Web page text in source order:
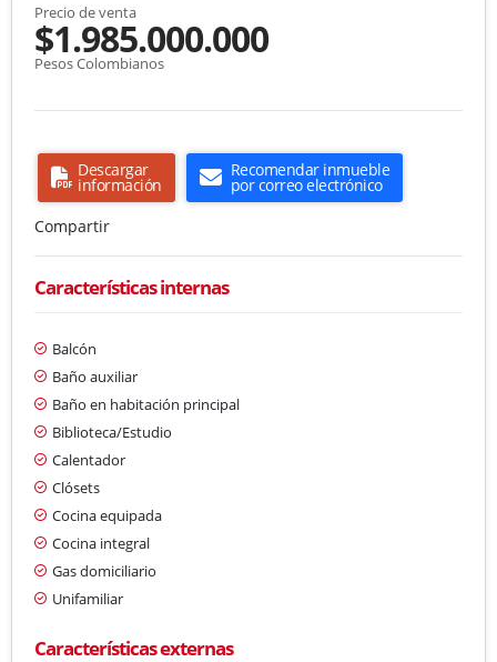
Precio de venta
$1.985.000.000
Pesos Colombianos
Descargar
información
Recomendar inmueble
por correo electrónico
Compartir
Características internas
Balcón
Baño auxiliar
Baño en habitación principal
Biblioteca/Estudio
Calentador
Clósets
Cocina equipada
Cocina integral
Gas domiciliario
Unifamiliar
Características externas